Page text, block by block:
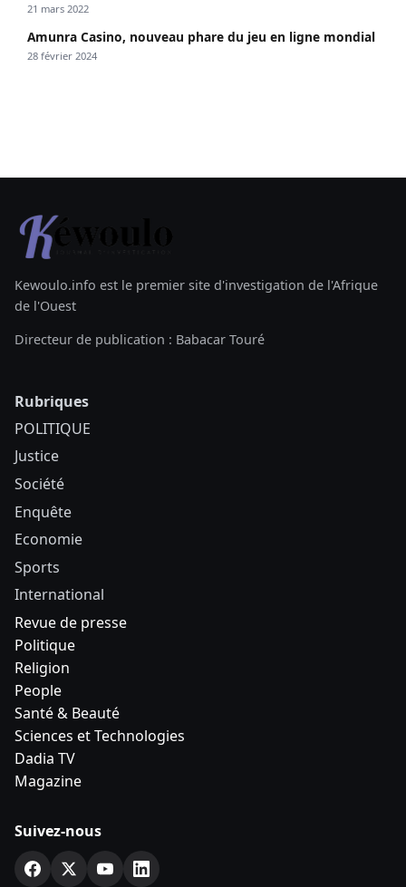
21 mars 2022
Amunra Casino, nouveau phare du jeu en ligne mondial
28 février 2024
Kewoulo.info est le premier site d'investigation de l'Afrique
de l'Ouest
Directeur de publication : Babacar Touré
Rubriques
POLITIQUE
Justice
Société
Enquête
Economie
Sports
International
Revue de presse
Politique
Religion
People
Santé & Beauté
Sciences et Technologies
Dadia TV
Magazine
Suivez-nous